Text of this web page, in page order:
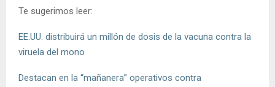
Te sugerimos leer:
EE.UU. distribuirá un millón de dosis de la vacuna contra la
viruela del mono
Destacan en la “mañanera” operativos contra